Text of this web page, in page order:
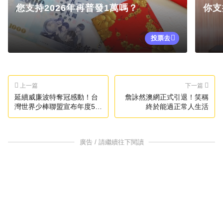
您支持2026年再普發1萬嗎？
投票去
你
上一篇
延續威廉波特奪冠感動！台
灣世界少棒聯盟宣布年度5大
賽
下一篇
詹詠然澳網正式引退！笑稱
終於能過正常人生活
廣告 / 請繼續往下閱讀